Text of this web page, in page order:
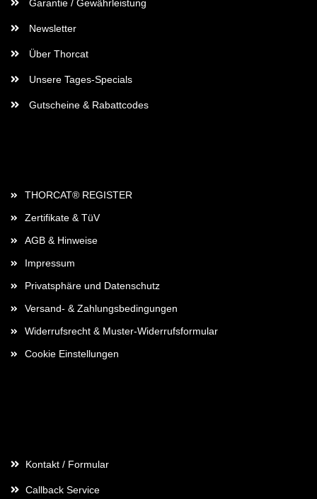
Garantie / Gewährleistung
Newsletter
Über Thorcat
Unsere Tages-Specials
Gutscheine & Rabattcodes
THORCAT® REGISTER
Zertifikate & TüV
AGB & Hinweise
Impressum
Privatsphäre und Datenschutz
Versand- & Zahlungsbedingungen
Widerrufsrecht & Muster-Widerrufsformular
Cookie Einstellungen
Kontakt / Formular
Callback Service